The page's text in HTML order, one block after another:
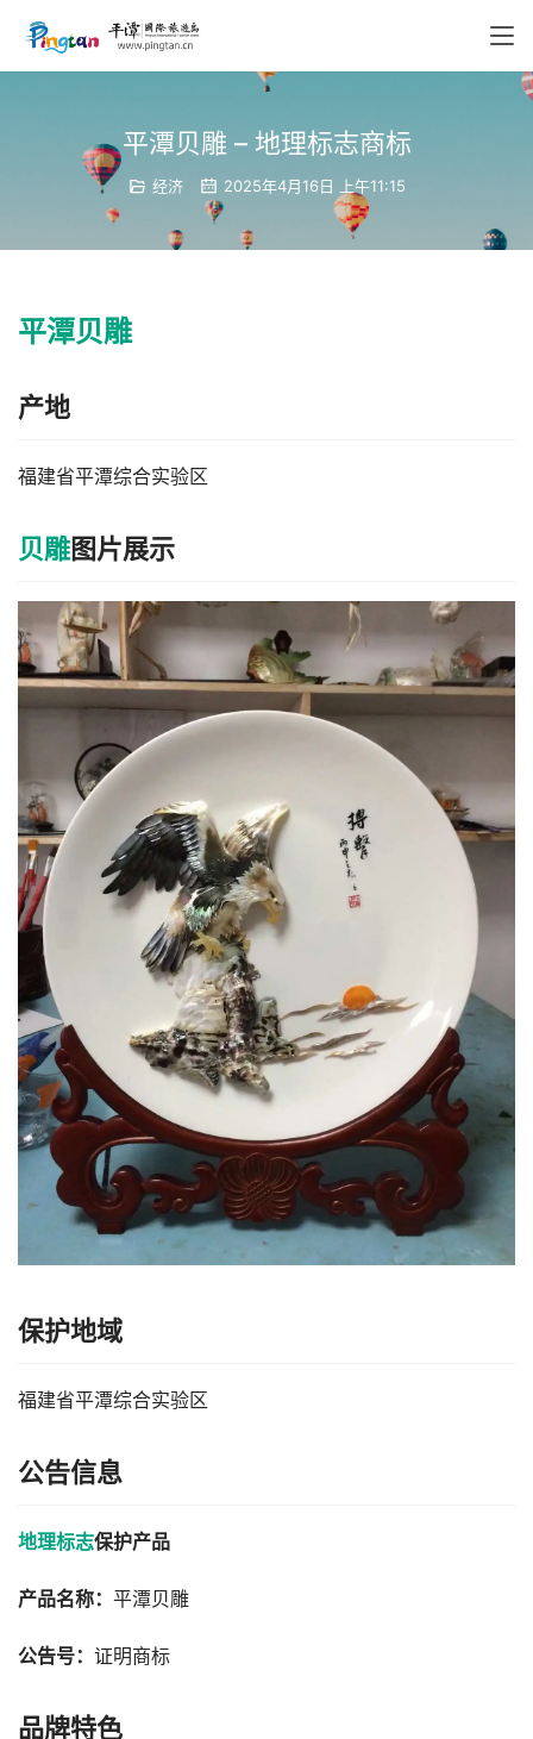
平潭贝雕 – 地理标志商标
经济 2025年4月16日 上午11:15
平潭贝雕
产地
福建省平潭综合实验区
贝雕图片展示
保护地域
福建省平潭综合实验区
公告信息
地理标志保护产品
产品名称： 平潭贝雕
公告号： 证明商标
品牌特色